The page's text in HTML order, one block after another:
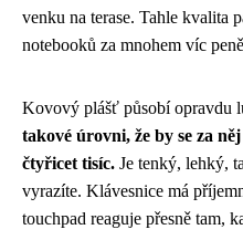
venku na terase. Tahle kvalita
notebooků za mnohem víc
Kovový plášť působí opravdu
takové úrovni, že by se za
čtyřicet tisíc. Je tenký, lehký,
vyrazíte. Klávesnice má
touchpad reaguje přesně tam,